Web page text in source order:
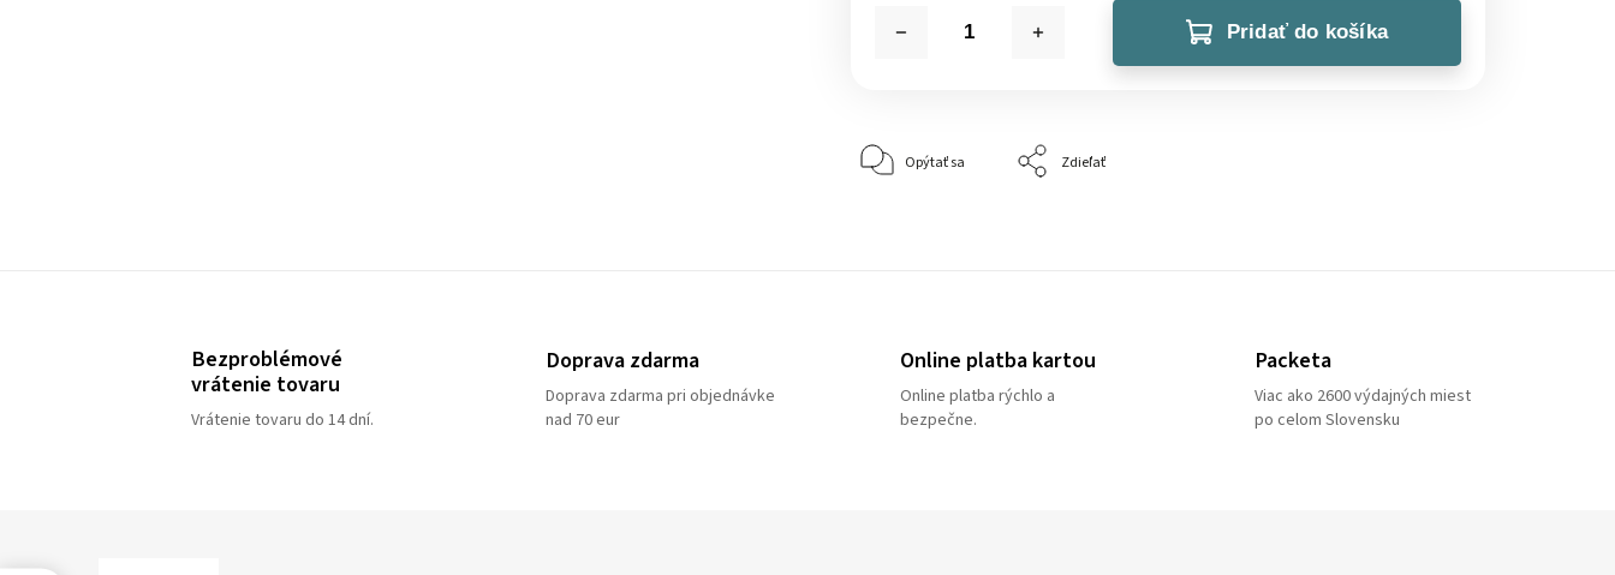
Pridať do košíka
Opýtať sa Zdieľať
Bezproblémové
vrátenie tovaru
Vrátenie tovaru do 14 dní.
Doprava zdarma
Doprava zdarma pri objednávke
nad 70 eur
Online platba kartou
Online platba rýchlo a
bezpečne.
Packeta
Viac ako 2600 výdajných miest
po celom Slovensku